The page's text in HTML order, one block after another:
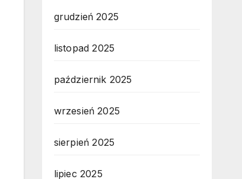
grudzień 2025
listopad 2025
październik 2025
wrzesień 2025
sierpień 2025
lipiec 2025